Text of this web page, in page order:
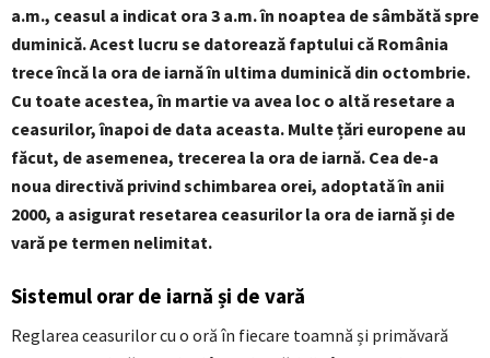
a.m., ceasul a indicat ora 3 a.m. în noaptea de sâmbătă spre
duminică. Acest lucru se datorează faptului că România
trece încă la ora de iarnă în ultima duminică din octombrie.
Cu toate acestea, în martie va avea loc o altă resetare a
ceasurilor, înapoi de data aceasta. Multe țări europene au
făcut, de asemenea, trecerea la ora de iarnă. Cea de-a
noua directivă privind schimbarea orei, adoptată în anii
2000, a asigurat resetarea ceasurilor la ora de iarnă și de
vară pe termen nelimitat.
Sistemul orar de iarnă și de vară
Reglarea ceasurilor cu o oră în fiecare toamnă și primăvară